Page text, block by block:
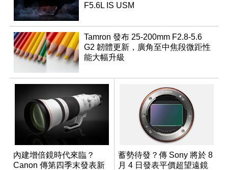
F5.6L IS USM
Tamron 發布 25-200mm F2.8-5.6
G2 韌體更新，廣角至中焦段微距性
能大幅升級
內建增倍鏡時代來臨？
Canon 傳第四季末發表新
蓄勢待發？傳 Sony 將於 8
月 4 日發表平價超望遠鏡